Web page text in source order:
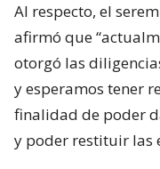
Al respecto, el
afirmó que
otorgó las
y esperamos tener
finalidad de poder
y poder restituir las